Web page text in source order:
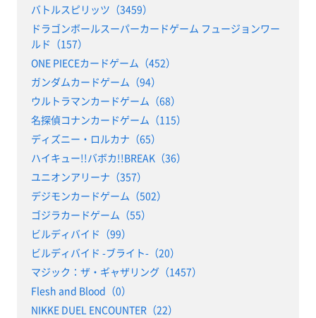
バトルスピリッツ（3459）
ドラゴンボールスーパーカードゲーム フュージョンワー
ルド（157）
ONE PIECEカードゲーム（452）
ガンダムカードゲーム（94）
ウルトラマンカードゲーム（68）
名探偵コナンカードゲーム（115）
ディズニー・ロルカナ（65）
ハイキュー!!バボカ!!BREAK（36）
ユニオンアリーナ（357）
デジモンカードゲーム（502）
ゴジラカードゲーム（55）
ビルディバイド（99）
ビルディバイド -ブライト-（20）
マジック：ザ・ギャザリング（1457）
Flesh and Blood（0）
NIKKE DUEL ENCOUNTER（22）